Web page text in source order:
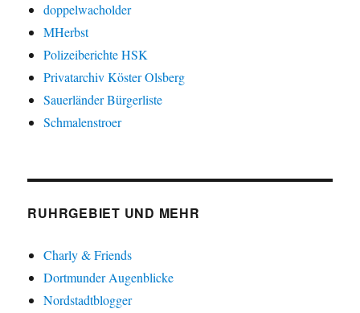
doppelwacholder
MHerbst
Polizeiberichte HSK
Privatarchiv Köster Olsberg
Sauerländer Bürgerliste
Schmalenstroer
RUHRGEBIET UND MEHR
Charly & Friends
Dortmunder Augenblicke
Nordstadtblogger